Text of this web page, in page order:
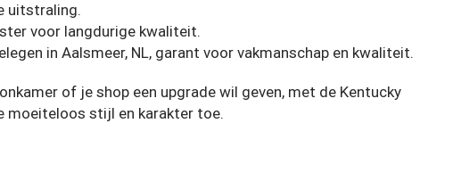
uitstraling.
voor langdurige kwaliteit.
in Aalsmeer, NL, garant voor vakmanschap en kwaliteit.
of je shop een upgrade wil geven, met de Kentucky
moeiteloos stijl en karakter toe.